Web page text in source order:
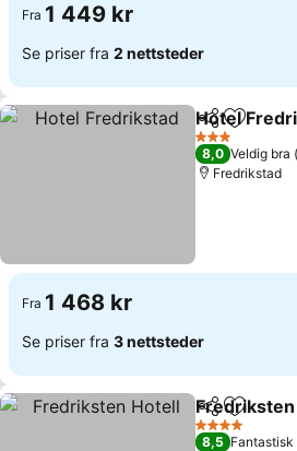
Fra 1 449 kr
Se priser fra 2 nettsteder
Del Legg til
Hotel
3 Stjerner
8,0 Veldig bra
Fredrikstad
Fra 1 468 kr
Se priser fra 3 nettsteder
Del Legg til
4 Stjerner
8,5 Fantastisk